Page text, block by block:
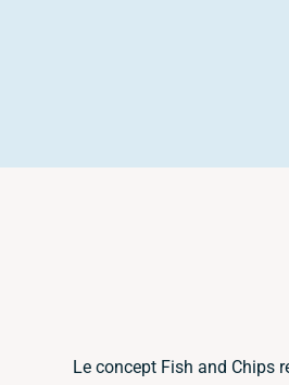
Le concept Fish and Chips